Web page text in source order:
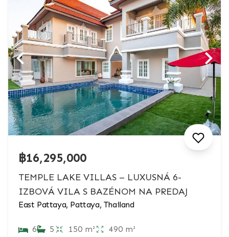
฿16,295,000
TEMPLE LAKE VILLAS – LUXUSNÁ 6-
IZBOVÁ VILA S BAZÉNOM NA PREDAJ
East Pattaya, Pattaya, Thailand
6 5 150 m² 490 m²